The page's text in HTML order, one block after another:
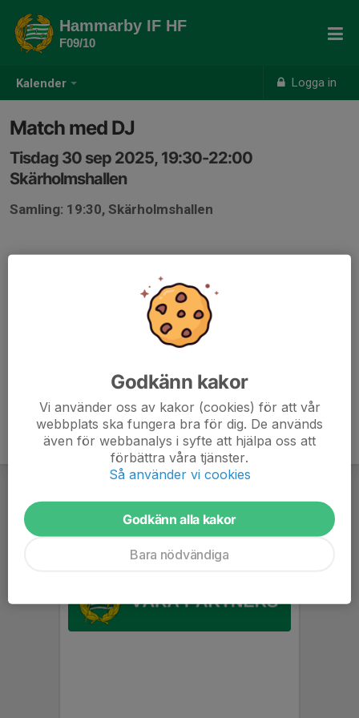
Kalender Logga in
Hammarby IF HF
F09/10
Match med DJ
Tisdag 30 sep 2025, 19:30-22:00
Skärholmshallen
Samling: 19:30, Skärholmshallen
Godkänn kakor
Vi använder oss av kakor (cookies) för att vår
webbplats ska fungera bra för dig. De används
även för webbanalys i syfte att hjälpa oss att
förbättra våra tjänster.
Så använder vi cookies
Godkänn alla kakor
Bara nödvändiga